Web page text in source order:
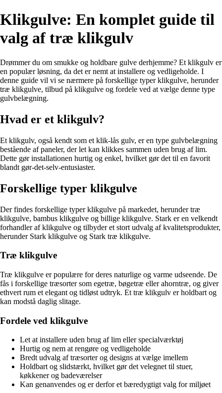
Klikgulve: En komplet guide til
valg af træ klikgulv
Drømmer du om smukke og holdbare gulve derhjemme? Et klikgulv er
en populær løsning, da det er nemt at installere og vedligeholde. I
denne guide vil vi se nærmere på forskellige typer klikgulve, herunder
træ klikgulve, tilbud på klikgulve og fordele ved at vælge denne type
gulvbelægning.
Hvad er et klikgulv?
Et klikgulv, også kendt som et klik-lås gulv, er en type gulvbelægning
bestående af paneler, der let kan klikkes sammen uden brug af lim.
Dette gør installationen hurtig og enkel, hvilket gør det til en favorit
blandt gør-det-selv-entusiaster.
Forskellige typer klikgulve
Der findes forskellige typer klikgulve på markedet, herunder træ
klikgulve, bambus klikgulve og billige klikgulve. Stark er en velkendt
forhandler af klikgulve og tilbyder et stort udvalg af kvalitetsprodukter,
herunder Stark klikgulve og Stark træ klikgulve.
Træ klikgulve
Træ klikgulve er populære for deres naturlige og varme udseende. De
fås i forskellige træsorter som egetræ, bøgetræ eller ahorntræ, og giver
ethvert rum et elegant og tidløst udtryk. Et træ klikgulv er holdbart og
kan modstå daglig slitage.
Fordele ved klikgulve
Let at installere uden brug af lim eller specialværktøj
Hurtig og nem at rengøre og vedligeholde
Bredt udvalg af træsorter og designs at vælge imellem
Holdbart og slidstærkt, hvilket gør det velegnet til stuer,
køkkener og badeværelser
Kan genanvendes og er derfor et bæredygtigt valg for miljøet